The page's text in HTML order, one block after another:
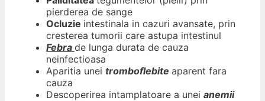
pierderea de sange
Ocluzie intestinala in cazuri avansate, prin
cresterea tumorii care astupa intestinul
Febra de lunga durata de cauza
neinfectioasa
Aparitia unei tromboflebite aparent fara
cauza
Descoperirea intamplatoare a unei anemii